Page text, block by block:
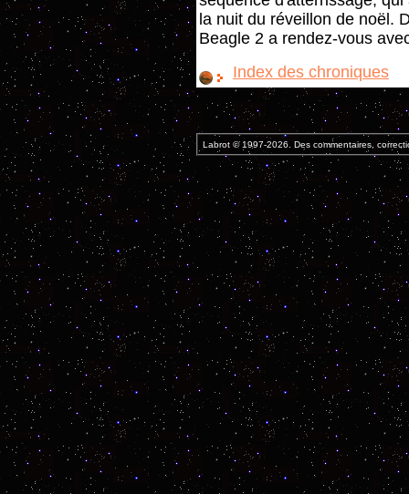
la nuit du réveillon de noël.
Beagle 2 a rendez-vous
Index des chroniques
Labrot © 1997-2026. Des commentaires,